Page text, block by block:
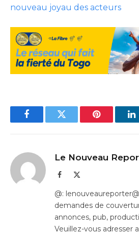
nouveau joyau des acteurs
FacebookTwitter Pinterest
Le Nouveau
Facebook
@:
demandes de
annonces, pub,
Veuillez-vous adresser